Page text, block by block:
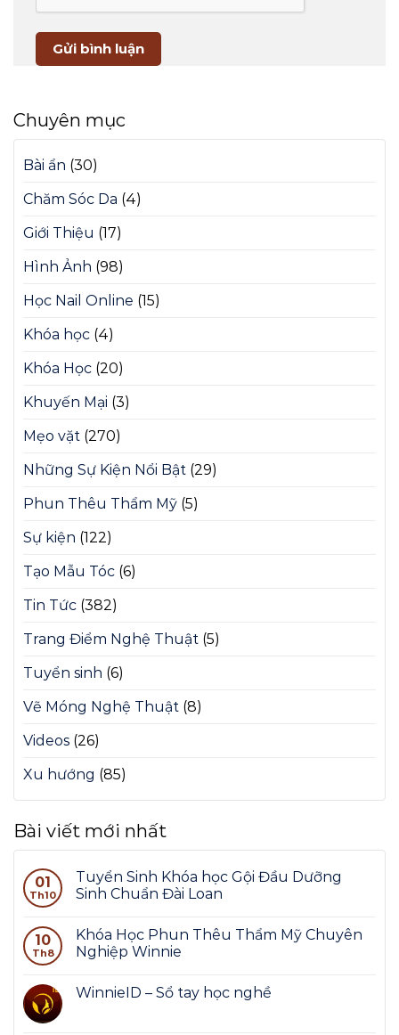
Chuyên mục
Bài ẩn (30)
Chăm Sóc Da (4)
Giới Thiệu (17)
Hình Ảnh (98)
Học Nail Online (15)
Khóa học (4)
Khóa Học (20)
Khuyến Mại (3)
Mẹo vặt (270)
Những Sự Kiện Nổi Bật (29)
Phun Thêu Thẩm Mỹ (5)
Sự kiện (122)
Tạo Mẫu Tóc (6)
Tin Tức (382)
Trang Điểm Nghệ Thuật (5)
Tuyển sinh (6)
Vẽ Móng Nghệ Thuật (8)
Videos (26)
Xu hướng (85)
Bài viết mới nhất
01
Th10
Tuyển Sinh Khóa học Gội Đầu Dưỡng
Sinh Chuẩn Đài Loan
10
Th8
Khóa Học Phun Thêu Thẩm Mỹ Chuyên
Nghiệp Winnie
WinnieID – Sổ tay học nghề